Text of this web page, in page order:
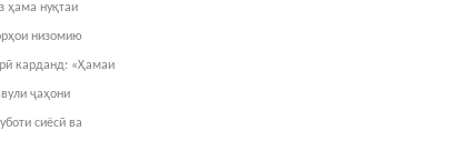
ҳама нуқтаи
низомию
карданд: «Ҳамаи
ҷаҳони
сиёсӣ ва